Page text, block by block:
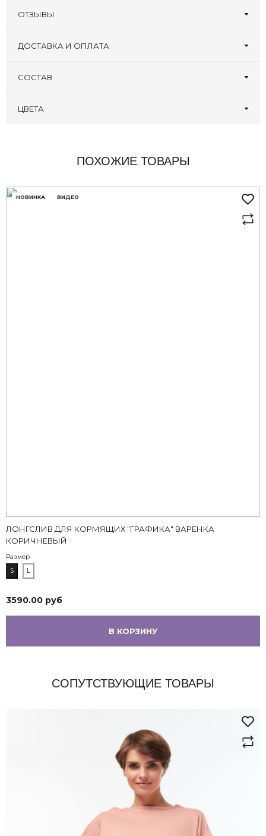
ОТЗЫВЫ
Оставьте первый отзыв!
ДОСТАВКА И ОПЛАТА
СОСТАВ
ЦВЕТА
ПОХОЖИЕ ТОВАРЫ
НОВИНКА ВИДЕО
ЛОНГСЛИВ ДЛЯ КОРМЯЩИХ "ГРАФИКА" ВАРЕНКА
КОРИЧНЕВЫЙ
Размер
S
L
3590.00 руб
В КОРЗИНУ
СОПУТСТВУЮЩИЕ ТОВАРЫ